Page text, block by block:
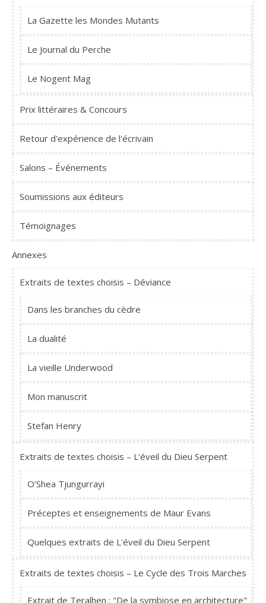
La Gazette les Mondes Mutants
Le Journal du Perche
Le Nogent Mag
Prix littéraires & Concours
Retour d'expérience de l'écrivain
Salons – Événements
Soumissions aux éditeurs
Témoignages
Annexes
Extraits de textes choisis – Déviance
Dans les branches du cèdre
La dualité
La vieille Underwood
Mon manuscrit
Stefan Henry
Extraits de textes choisis – L'éveil du Dieu Serpent
O’Shea Tjungurrayi
Préceptes et enseignements de Maur Evans
Quelques extraits de L'éveil du Dieu Serpent
Extraits de textes choisis – Le Cycle des Trois Marches
Extrait de Teralhen : "De la symbiose en architecture"